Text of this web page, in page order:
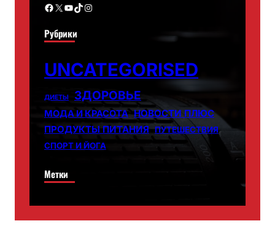
Facebook X YouTube TikTok Instagram
Рубрики
UNCATEGORISED
ДИЕТЫ ЗДОРОВЬЕ
МОДА И КРАСОТА НОВОСТИ ПЛЮС
ПРОДУКТЫ ПИТАНИЯ ПУТЕШЕСТВИЯ
СПОРТ И ЙОГА
Метки